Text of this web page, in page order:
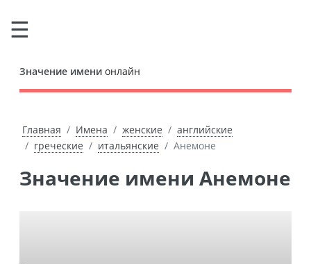
Значение имени онлайн
Главная Имена женские
английские
греческие
итальянские Анемоне
Значение имени Анемоне